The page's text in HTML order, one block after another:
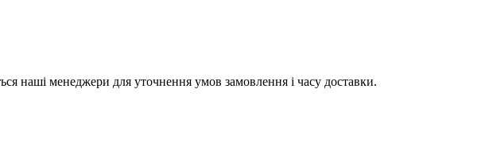
наші менеджери для уточнення умов замовлення і часу доставки.